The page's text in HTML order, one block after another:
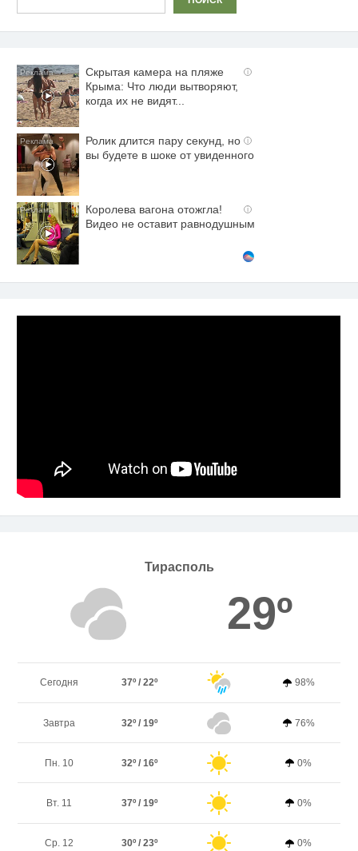
i
Скрытая камера на пляже
Крыма: Что люди вытворяют,
когда их не видят...
i
Ролик длится пару секунд, но
вы будете в шоке от увиденного
i
Королева вагона отожгла!
Видео не оставит равнодушным
Тирасполь
29º
Сегодня 37º / 22º 98%
Завтра 32º / 19º 76%
Пн. 10 32º / 16º 0%
Вт. 11 37º / 19º 0%
Ср. 12 30º / 23º 0%